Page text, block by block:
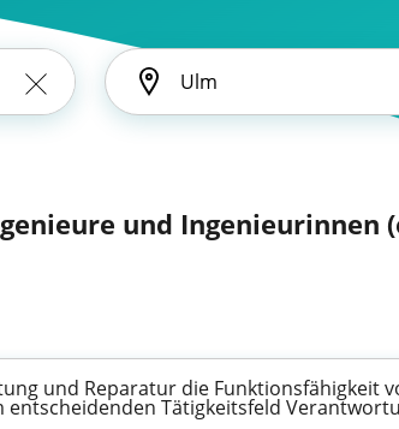
und Ingenieurinnen
und Reparatur die Funktionsfähigkeit
Tätigkeitsfeld